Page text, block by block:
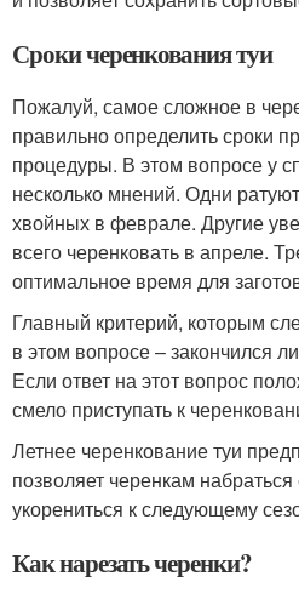
Сроки черенкования туи
Пожалуй, самое сложное в
правильно определить сроки
процедуры. В этом вопросе у
несколько мнений. Одни
хвойных в феврале. Другие
всего черенковать в апреле.
оптимальное время для
Главный критерий, которым
в этом вопросе – закончился
Если ответ на этот вопрос
смело приступать к
Летнее черенкование туи
позволяет черенкам
укорениться к следующему
Как нарезать черенки?